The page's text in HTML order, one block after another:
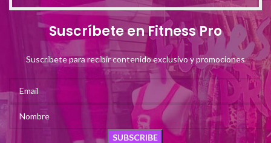
Suscríbete en Fitness Pro
Suscríbete para recibir contenido exclusivo y promociones